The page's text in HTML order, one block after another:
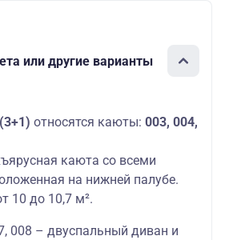
или другие варианты
относятся каюты: 003, 004,
каюта со всеми
на нижней палубе.
10 до 10,7 м².
008 – двуспальный диван и